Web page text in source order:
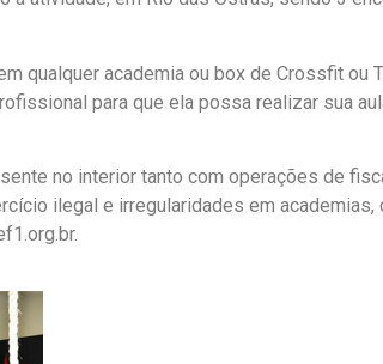
qualquer academia ou box de Crossfit ou
para que ela possa realizar sua
no interior tanto com operações de
ilegal e irregularidades em